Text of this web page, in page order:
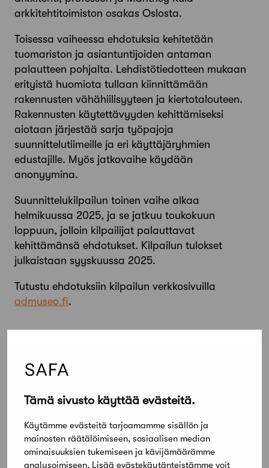
Tämä sivusto käyttää evästeitä.
Käytämme evästeitä tarjoamamme sisällön ja
mainosten räätälöimiseen, sosiaalisen median
ominaisuuksien tukemiseen ja kävijämäärämme
analysoimiseen. Lisää evästekäytänteistämme voit
arkkitehtitoimiston osakas Oslosta.
Toisessa vaiheessa ehdotuksia kehitetään
tuomariston ja asiantuntijoiden antaman
palautteen pohjalta. Lehdistötiedotteen mukaan
erityistä huomiota tullaan kiinnittämään
rakennusten vähähiilisyyteen ja kiertotalouteen.
Rakennusten käytettävyyden kehittämiseksi
aiotaan järjestää sarja työpajoja
suunnittelutiimeille ja eri käyttäjäryhmien
edustajille. Myös jatkovaihe käydään
anonyymina.
Suunnittelukilpailun toinen vaihe alkaa
helmikuussa 2025, ja se jatkuu toukokuun
loppuun, jolloin kilpailijat palauttavat
kehittämänsä ehdotukset. Kilpailun tulokset
julkaistaan syyskuussa 2025.
Tutustu ehdotuksiin kilpailun verkkosivuilla
admuseo.fi.
Uusi arkkitehtuuri- ja designmuseo, jatkoon valittu ehdotus
City, Sky and Sea